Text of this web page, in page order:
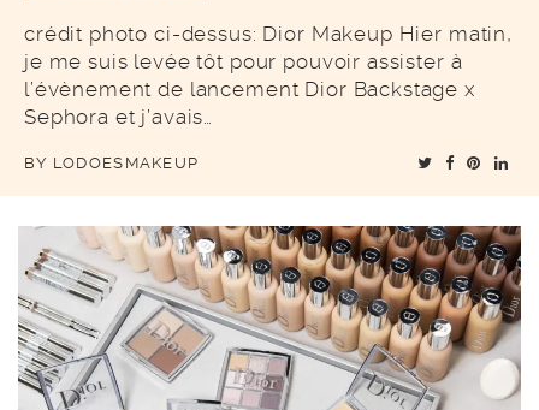
crédit photo ci-dessus: Dior Makeup Hier matin,
je me suis levée tôt pour pouvoir assister à
l’évènement de lancement Dior Backstage x
Sephora et j’avais…
BY LODOESMAKEUP